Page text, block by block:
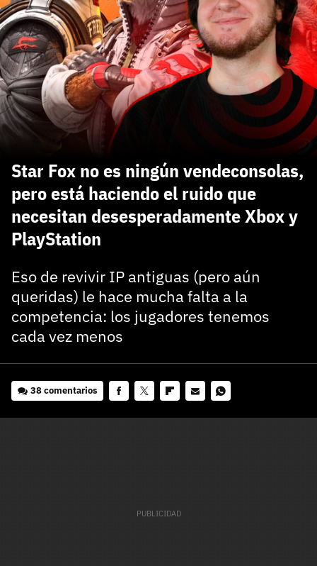
Star Fox no es ningún vendeconsolas,
pero está haciendo el ruido que
necesitan desesperadamente Xbox y
PlayStation
Eso de revivir IP antiguas (pero aún
queridas) le hace mucha falta a la
competencia: los jugadores tenemos
cada vez menos
38 comentarios
¿Todavía no tienes cuenta?
Regístrate gratis
El inicio de sesión con Facebook ya no está
disponible, pero puedes seguir usando tu cuenta
de 3DJuegos:
Recupera tu acceso con Facebook
carácter inicial), pero no mayúsculas, espacios, tildes
o caracteres especiales.
He leído y acepto lapolitica de privacidad y
de participación
Registrarse en 3DJuegos
Entra con Google
Entra en 3DJuegos